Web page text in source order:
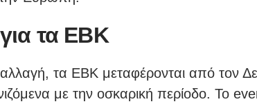
τα ΕΒΚ
τα ΕΒΚ μεταφέρονται από τον
με την οσκαρική περίοδο. Το